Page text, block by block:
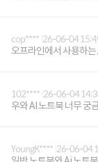
cop**** 26-06-04
오프라인에서 사용하는
102**** 26-06-04
우와 AI 노트북 너무 궁
YoungK**** 26-06-04